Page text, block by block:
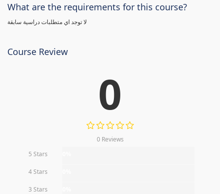
What are the requirements for this course?
لا توجد اي متطلبات دراسية سابقة
Course Review
0
0 Reviews
5 Stars
4 Stars
3 Stars